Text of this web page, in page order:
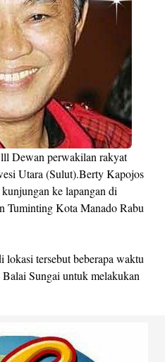
Dewan perwakilan rakyat
Utara (Sulut).Berty Kapojos
ke lapangan di
Tuminting Kota Manado Rabu
tersebut beberapa waktu
Sungai untuk melakukan